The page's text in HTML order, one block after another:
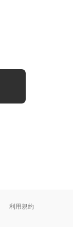
利用規約